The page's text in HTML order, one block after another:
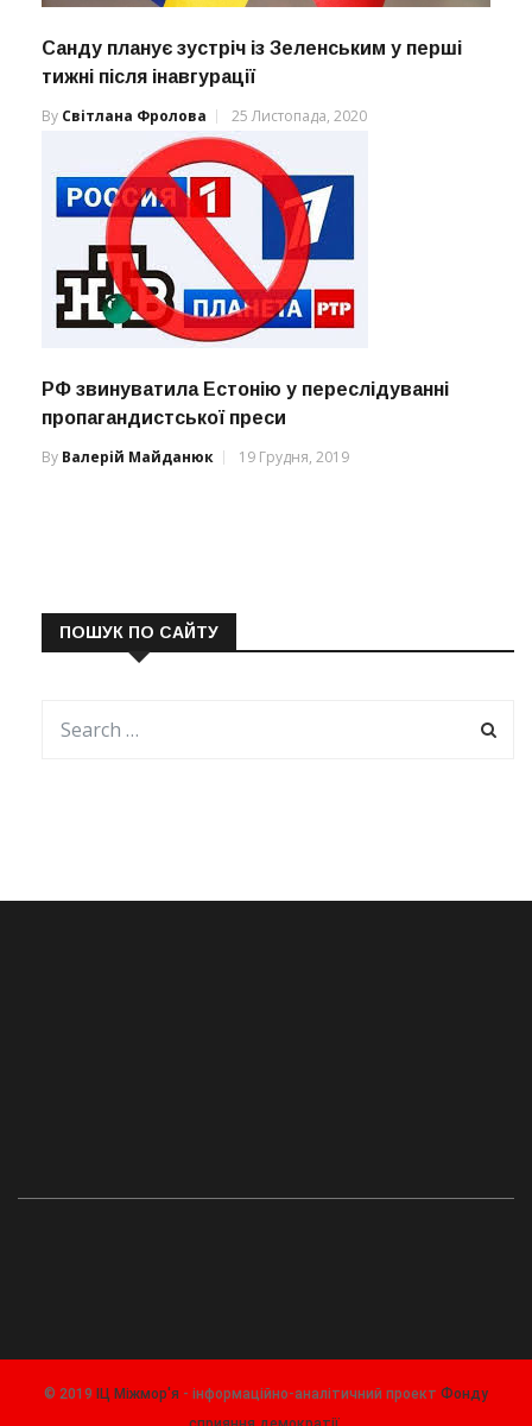
Санду планує зустріч із Зеленським у перші
тижні після інавгурації
By Світлана Фролова 25 Листопада, 2020
РФ звинуватила Естонію у переслідуванні
пропагандистської преси
By Валерій Майданюк 19 Грудня, 2019
ПОШУК ПО САЙТУ
© 2019 ІЦ Міжмор'я - інформаційно-аналітичний проект Фонду